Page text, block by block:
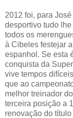
2012 foi, para
desportivo tudo
todos os
à Cibeles festejar
espanhol. Se esta
conquista da
vive tempos
que ao
melhor treinador
terceira posição a
renovação do